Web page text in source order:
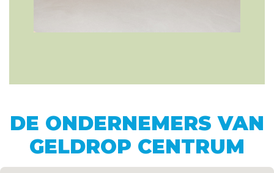
DE ONDERNEMERS VAN
GELDROP CENTRUM